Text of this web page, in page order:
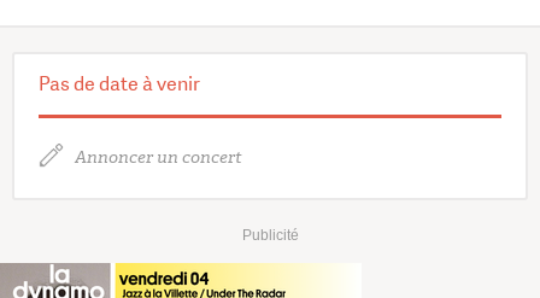
Pas de date à venir
Annoncer un concert
Publicité